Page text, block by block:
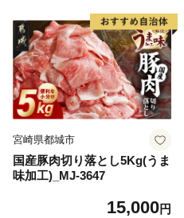
切り身 魚 わけあり
宮崎県都城市
国産豚肉切り落とし5Kg(うま
味加工)_MJ-3647
15,000円